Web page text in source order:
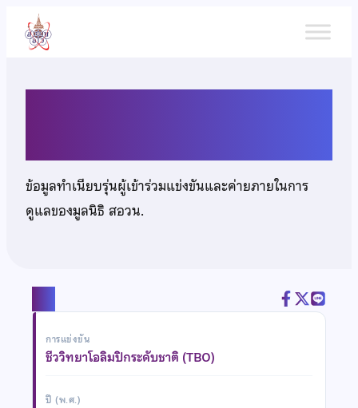
เนื้อหา
ข้อมูลทำเนียบรุ่นผู้เข้าร่วมแข่งขันและค่ายภายในการ
ดูแลของมูลนิธิ สอวน.
การแข่งขัน
ชีววิทยาโอลิมปิกระดับชาติ (TBO)
ปี (พ.ศ.)